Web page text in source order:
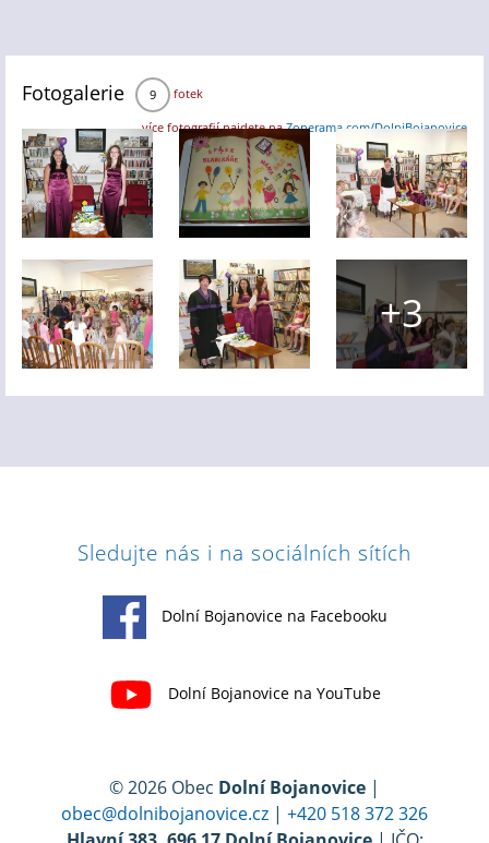
Nadpis článku
Fotogalerie 9 fotek
více fotografií najdete naZonerama.com/DolniBojanovice
+3
Sledujte nás i na sociálních sítích
Dolní Bojanovice na Facebooku
Dolní Bojanovice na YouTube
© 2026 Obec Dolní Bojanovice |
obec@dolnibojanovice.cz | +420 518 372 326